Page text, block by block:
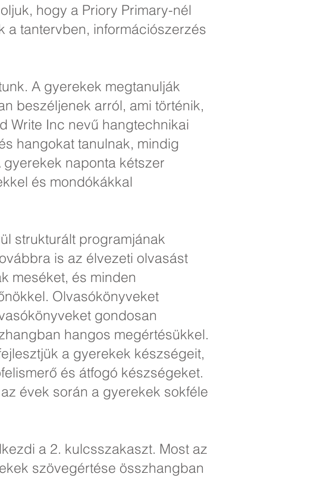
hogy a Priory Primary-nél
a tantervben, információszerzés
A gyerekek megtanulják
beszéljenek arról, ami történik,
Write Inc nevű hangtechnikai
hangokat tanulnak, mindig
naponta kétszer
és mondókákkal
strukturált programjának
is az élvezeti olvasást
meséket, és minden
Olvasókönyveket
gondosan
hangos megértésükkel.
a gyerekek készségeit,
és átfogó készségeket.
évek során a gyerekek sokféle
a 2. kulcsszakaszt. Most az
szövegértése összhangban